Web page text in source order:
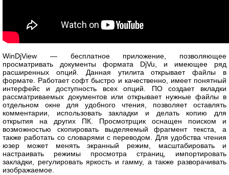
WinDjView — бесплатное приложение, позволяющее
просматривать документы формата DjVu, и имеющее ряд
расширенных опций. Данная утилита открывает файлы в
формате. Работает софт быстро и качественно, имеет понятный
интерфейс и доступность всех опций. ПО создает вкладки
рассматриваемых документов или открывает нужные файлы в
отдельном окне для удобного чтения, позволяет оставлять
комментарии, использовать закладки и делать копию для
открытия на других ПК. Просмотрщик оснащен поиском и
возможностью скопировать выделяемый фрагмент текста, а
также работать со словарями с переводом. Для удобства чтения
юзер может менять экранный режим, масштабировать и
настраивать режимы просмотра страниц, импортировать
закладки, регулировать яркость и гамму, а также разворачивать
изображаемое.